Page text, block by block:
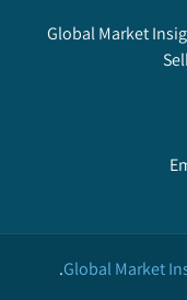
Global Market
Global Market